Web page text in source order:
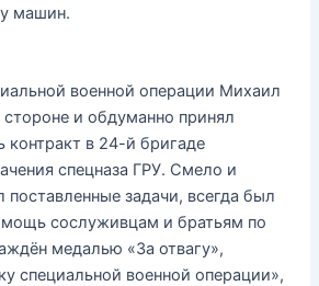
машин.
военной операции Михаил
стороне и обдуманно принял
контракт в 24-й бригаде
спецназа ГРУ. Смело и
поставленные задачи, всегда был
сослуживцам и братьям по
медалью «За отвагу»,
специальной военной операции»,